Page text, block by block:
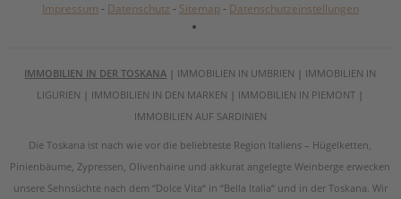
Impressum - Datenschutz - Sitemap- Datenschutzeinstellungen
IMMOBILIEN IN DER TOSKANA | IMMOBILIEN IN UMBRIEN | IMMOBILIEN IN
LIGURIEN | IMMOBILIEN IN DEN MARKEN | IMMOBILIEN IN PIEMONT |
IMMOBILIEN AUF SARDINIEN
Die Toskana ist nach wie vor die beliebteste Region Italiens – Hügelketten,
Pinienbäume, Zypressen, Olivenhaine und akkurat angelegte Weinberge erwecken
unsere Sehnsüchte nach dem “Dolce Vita“ in “Bella Italia“ und in der Toskana. Wir